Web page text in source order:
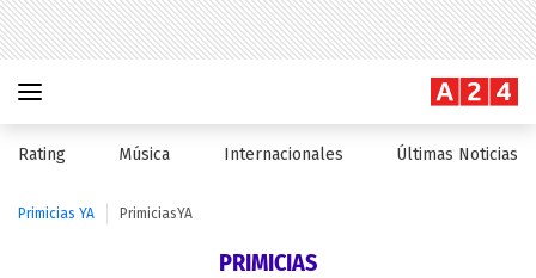
Rating Música Internacionales Últimas Noticias
Primicias YA PrimiciasYA
PRIMICIAS